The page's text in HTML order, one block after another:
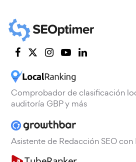
Comprobador de clasificación
auditoría GBP y más
Asistente de Redacción SEO con